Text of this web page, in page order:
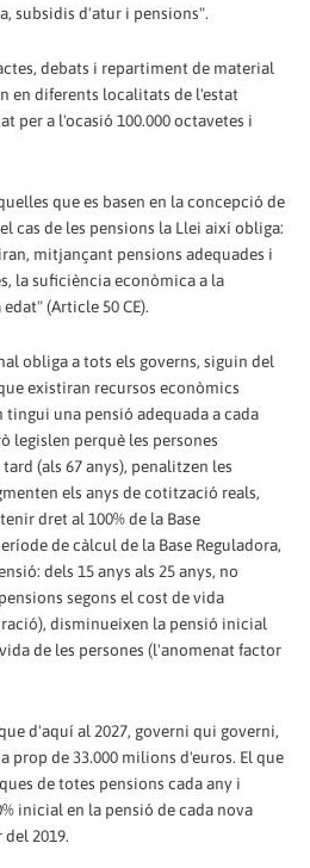
subsidis d'atur i pensions".
debats i repartiment de material
en diferents localitats de l'estat
per a l'ocasió 100.000 octavetes i
que es basen en la concepció de
cas de les pensions la Llei així obliga:
mitjançant pensions adequades i
la suficiència econòmica a la
(Article 50 CE).
obliga a tots els governs, siguin del
existiran recursos econòmics
una pensió adequada a cada
legislen perquè les persones
(als 67 anys), penalitzen les
els anys de cotització reals,
dret al 100% de la Base
de càlcul de la Base Reguladora,
dels 15 anys als 25 anys, no
segons el cost de vida
disminueixen la pensió inicial
de les persones (l'anomenat factor
d'aquí al 2027, governi qui governi,
prop de 33.000 milions d'euros. El que
de totes pensions cada any i
inicial en la pensió de cada nova
2019.